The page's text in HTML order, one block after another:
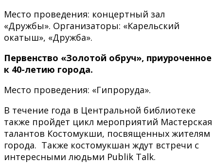
Место проведения: концертный зал
«Дружбы». Организаторы: «Карельский
окатыш», «Дружба».
Первенство «Золотой обруч», приуроченное
к 40-летию города.
Место проведения: «Гипроруда».
В течение года в Центральной библиотеке
также пройдет цикл мероприятий Мастерская
талантов Костомукши, посвященных жителям
города. Также костомукшан ждут встречи с
интересными людьми Publik Talk.